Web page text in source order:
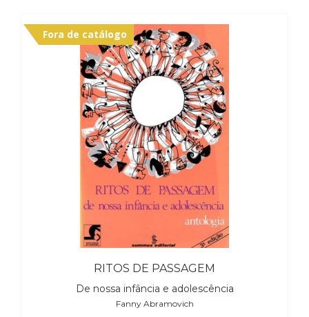
Fora de catálogo
RITOS DE PASSAGEM
De nossa infância e adolescência
Fanny Abramovich